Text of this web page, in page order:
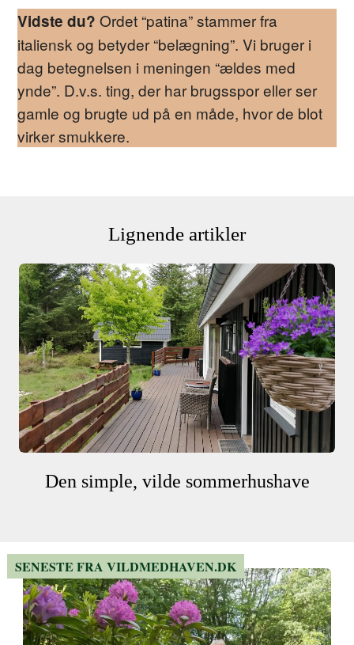
Vidste du? Ordet “patina” stammer fra
italiensk og betyder “belægning”. Vi bruger i
dag betegnelsen i meningen “ældes med
ynde”. D.v.s. ting, der har brugsspor eller ser
gamle og brugte ud på en måde, hvor de blot
virker smukkere.
Lignende artikler
Den simple, vilde sommerhushave
SENESTE FRA VILDMEDHAVEN.DK